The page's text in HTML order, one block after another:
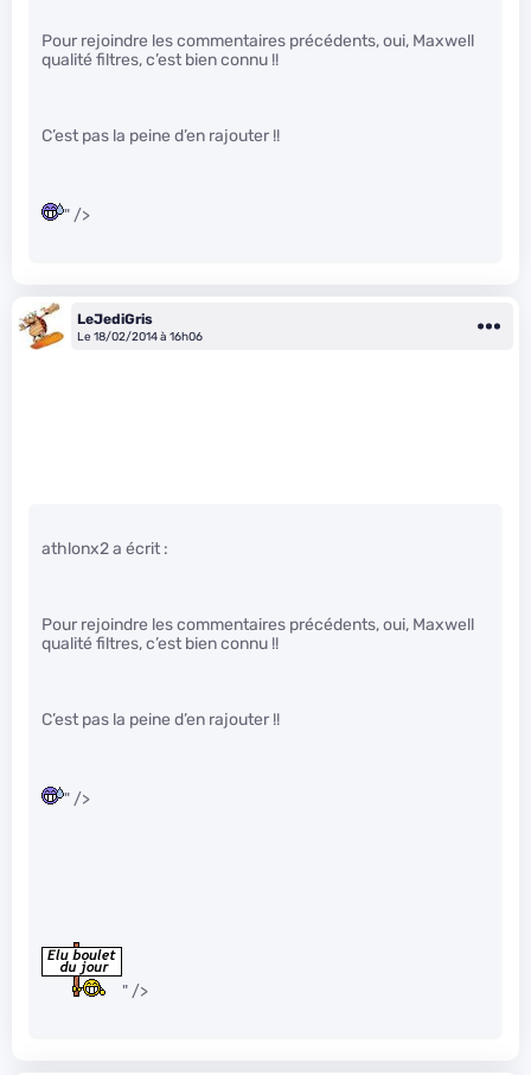
Pour rejoindre les commentaires précédents, oui, Maxwell
qualité filtres, c’est bien connu !!
C’est pas la peine d’en rajouter !!
" />
LeJediGris
Le 18/02/2014 à 16h06
athlonx2 a écrit :
Pour rejoindre les commentaires précédents, oui, Maxwell
qualité filtres, c’est bien connu !!
C’est pas la peine d’en rajouter !!
" />
" />